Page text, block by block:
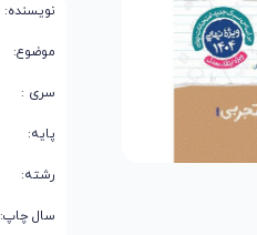
نویسنده:
موضوع:
سری :
پایه:
رشته:
سال چاپ: